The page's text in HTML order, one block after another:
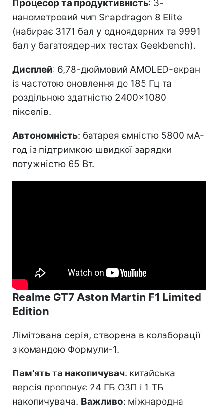
Процесор та продуктивність: 3-
нанометровий чип Snapdragon 8 Elite
(набирає 3171 бал у одноядерних та 9991
бал у багатоядерних тестах Geekbench).
Дисплей: 6,78-дюймовий AMOLED-екран
із частотою оновлення до 185 Гц та
роздільною здатністю 2400×1080
пікселів.
Автономність: батарея ємністю 5800 мА-
год із підтримкою швидкої зарядки
потужністю 65 Вт.
Realme GT7 Aston Martin F1 Limited
Edition
Лімітована серія, створена в колаборації
з командою Формули-1.
Пам'ять та накопичувач: китайська
версія пропонує 24 ГБ ОЗП і 1 ТБ
накопичувача. Важливо: міжнародна